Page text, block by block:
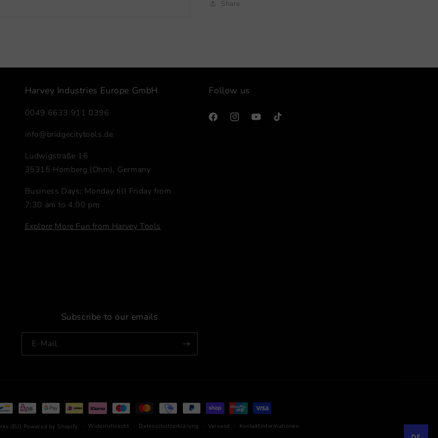
Share
Harvey Industries Europe GmbH
0049 6633 911 0396
info@bridgecitytools.de
Ludwigstraße 16
35315 Homberg (Ohm), Germany
Business Days: Monday till Friday from
7:30 am to 4:00 pm
Explore More Fun from Harvey Tools
Follow us
FacebookInstagramYouTubeTikTok
Subscribe to our emails
E-Mail
(EU) Powered by Shopify Widerrufsrecht Datenschutzerklärung Versand Kontaktinformationen